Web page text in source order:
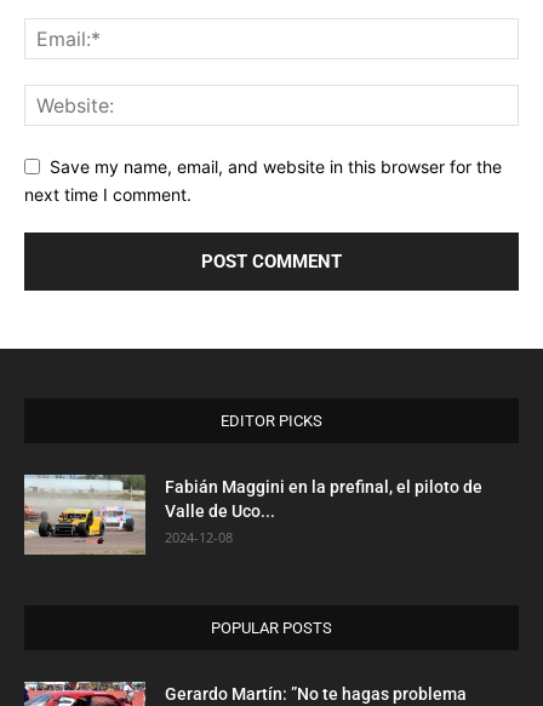
Save my name, email, and website in this browser for the
next time I comment.
EDITOR PICKS
Fabián Maggini en la prefinal, el piloto de
Valle de Uco...
2024-12-08
POPULAR POSTS
Gerardo Martín: ”No te hagas problema